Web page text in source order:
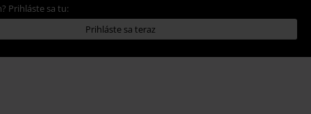
Prihláste sa tu:
Prihláste sa teraz